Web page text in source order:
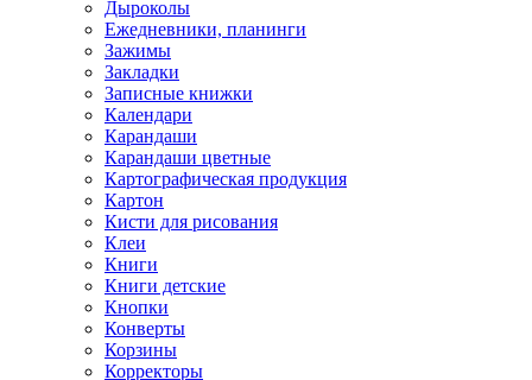
Дыроколы
Ежедневники, планинги
Зажимы
Закладки
Записные книжки
Календари
Карандаши
Карандаши цветные
Картографическая продукция
Картон
Кисти для рисования
Клеи
Книги
Книги детские
Кнопки
Конверты
Корзины
Корректоры